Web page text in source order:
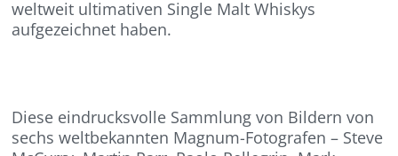
weltweit ultimativen Single Malt Whiskys
aufgezeichnet haben.
Diese eindrucksvolle Sammlung von Bildern von
sechs weltbekannten Magnum-Fotografen – Steve